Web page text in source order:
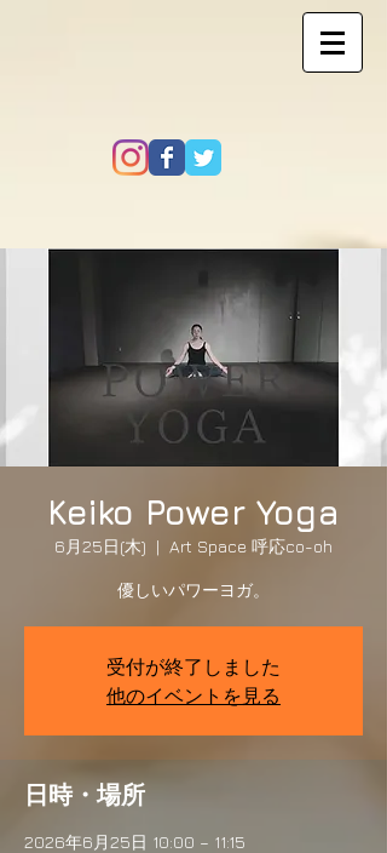
Keiko Power Yoga
6月25日(木)
  |
Art Space 呼応co-oh
優しいパワーヨガ。
受付が終了しました
他のイベントを見る
日時・場所
2026年6月25日 10:00 – 11:15